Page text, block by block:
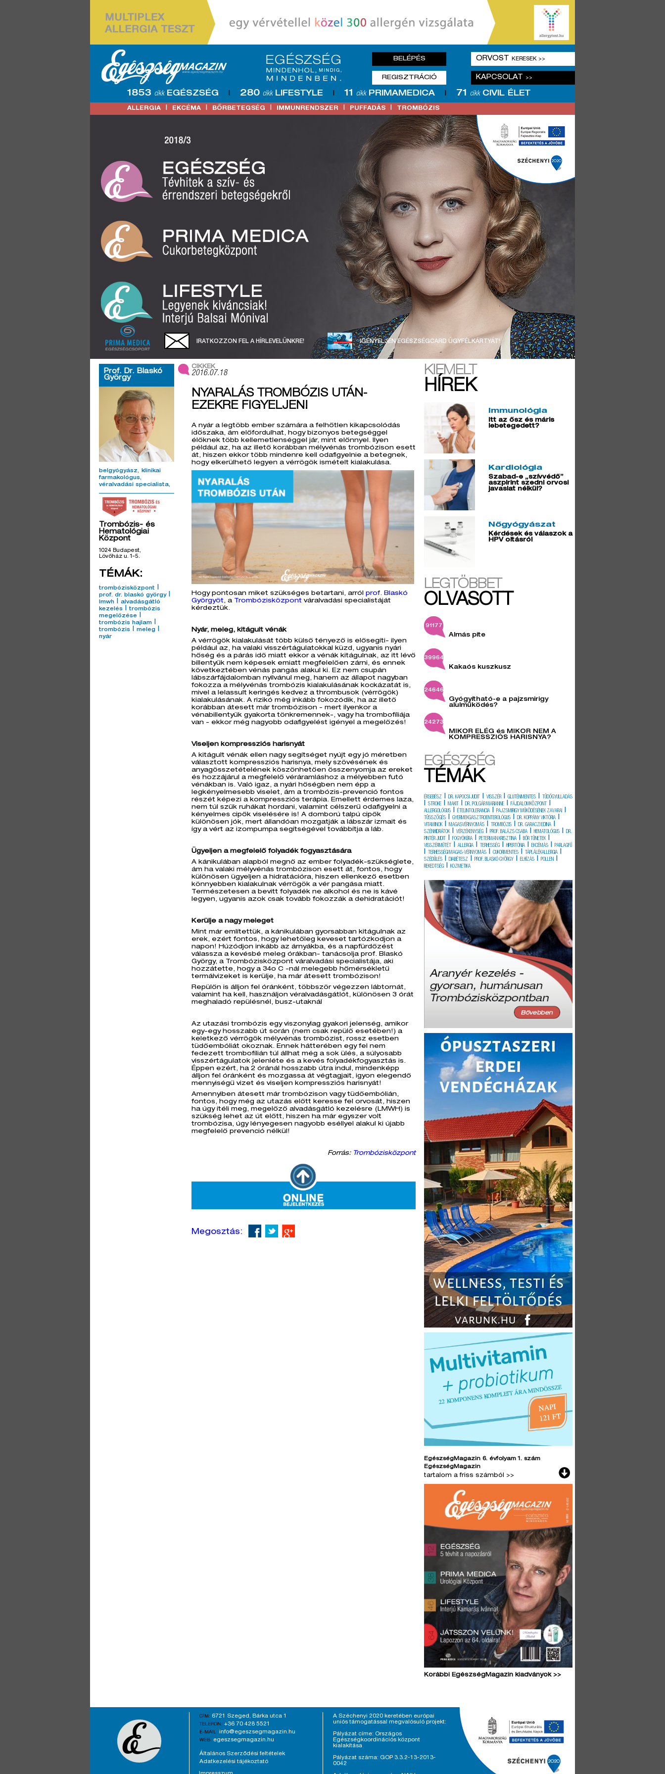
REGISZTRÁCIÓ
BELÉPÉS ORVOST KERESEK >>
KAPCSOLAT >>
1853 cikk EGÉSZSÉG | 280 cikk LIFESTYLE | 11 cikk PRIMAMEDICA | 71 cikk CIVIL ÉLET
ALLERGIA | EKCÉMA | BŐRBETEGSÉG | IMMUNRENDSZER | PUFFADÁS | TROMBÓZIS
IRATKOZZON FEL A HÍRLEVELÜNKRE! IGÉNYELJEN EGÉSZSÉGCARD ÜGYFÉLKÁRTYÁT!
Prof. Dr. Blaskó
György
belgyógyász
klinikai
farmakológus
véralvadási specialista
Trombózis- és
Hematológiai
Központ
1024 Budapest,
Lövőház u. 1-5.
TÉMÁK:
trombózisközpont |
prof. dr. blaskó györgy|
lmwh | alvadásgátló
kezelés | trombózis
megelőzése |
trombózis hajlam |
trombózis | meleg |
nyár
CIKKEK
2016.07.18
NYARALÁS TROMBÓZIS UTÁN-
EZEKRE FIGYELJEN!
A nyár a legtöbb ember számára a felhőtlen kikapcsolódás
időszaka, ám előfordulhat, hogy bizonyos betegséggel
élőknek több kellemetlenséggel jár, mint előnnyel. Ilyen
például az, ha az illető korábban mélyvénás trombózison esett
át, hiszen ekkor több mindenre kell odafigyelnie a betegnek,
hogy elkerülhető legyen a vérrögök ismételt kialakulása.
Hogy pontosan miket szükséges betartani, arról prof. Blaskó
Györgyöt, a Trombózisközpont váralvadási specialistáját
kérdeztük.
Nyár, meleg, kitágult vénák
A vérrögök kialakulását több külső tényező is elősegíti- ilyen
például az, ha valaki visszértágulatokkal küzd, ugyanis nyári
hőség és a párás idő miatt ekkor a vénák kitágulnak, az itt lévő
billentyűk nem képesek emiatt megfelelően zárni, és ennek
következtében vénás pangás alakul ki. Ez nem csupán
lábszárfájdalomban nyilvánul meg, hanem az állapot nagyban
fokozza a mélyvénás trombózis kialakulásának kockázatát is,
mivel a lelassult keringés kedvez a thrombusok (vérrögök)
kialakulásának. A rizikó még inkább fokozódik, ha az illető
korábban átesett már trombózison - mert ilyenkor a
vénabillentyűk gyakorta tönkremennek-, vagy ha trombofíliája
van - ekkor még nagyobb odafigyelést igényel a megelőzés!
Viseljen kompressziós harisnyát
A kitágult vénák ellen nagy segítséget nyújt egy jó méretben
választott kompressziós harisnya, mely szövésének és
anyagösszetételének köszönhetően összenyomja az ereket
és hozzájárul a megfelelő véráramláshoz a mélyebben futó
vénákban is. Való igaz, a nyári hőségben nem épp a
legkényelmesebb viselet, ám a trombózis-prevenció fontos
részét képezi a kompressziós terápia. Emellett érdemes laza,
nem túl szűk ruhákat hordani, valamint célszerű odafigyelni a
kényelmes cipők viselésére is! A domború talpú cipők
különösen jók, mert állandóan mozgatják a lábszár izmait és
így a vért az izompumpa segítségével továbbítja a láb.
Ügyeljen a megfelelő folyadék fogyasztására
A kánikulában alapból megnő az ember folyadék-szükséglete,
ám ha valaki mélyvénás trombózison esett át, fontos, hogy
különösen ügyeljen a hidratációra, hiszen ellenkező esetben
könnyebben kialakulnak vérrögök a vér pangása miatt.
Természetesen a bevitt folyadék ne alkohol és ne is kávé
legyen, ugyanis azok csak tovább fokozzák a dehidratációt!
Kerülje a nagy meleget
Mint már említettük, a kánikulában gyorsabban kitágulnak az
erek, ezért fontos, hogy lehetőleg keveset tartózkodjon a
napon! Húzódjon inkább az árnyákba, és a napfürdőzést
válassza a kevésbé meleg órákban- tanácsolja prof. Blaskó
György, a Trombózisközpont váralvadási specialistája, aki
hozzátette, hogy a 34o C -nál melegebb hőmérsékletű
termálvizeket is kerülje, ha már átesett trombózison!
Repülőn is álljon fel óránként, többször végezzen lábtornát,
valamint ha kell, használjon véralvadásgátlót, különösen 3 órát
meghaladó repülésnél, busz-utaknál
Az utazási trombózis egy viszonylag gyakori jelenség, amikor
egy-egy hosszabb út során (nem csak repülő esetében!) a
keletkező vérrögök mélyvénás trombózist, rossz esetben
tüdőembóliát okoznak. Ennek hátterében egy fel nem
fedezett trombofílián túl állhat még a sok ülés, a súlyosabb
visszértágulatok jelenléte és a kevés folyadékfogyasztás is.
Éppen ezért, ha 2 óránál hosszabb útra indul, mindenképp
álljon fel óránként és mozgassa át végtagjait, igyon elegendő
mennyiségű vizet és viseljen kompressziós harisnyát!
Amennyiben átesett már trombózison vagy tüdőembólián,
fontos, hogy még az utazás előtt keresse fel orvosát, hiszen
ha úgy ítéli meg, megelőző alvadásgátló kezelésre (LMWH) is
szükség lehet az út előtt, hiszen ha már egyszer volt
trombózisa, úgy lényegesen nagyobb eséllyel alakul ki újabb
megfelelő prevenció nélkül!
Forrás: Trombózisközpont
Megosztás:
KIEMELT
HÍREK
Immunológia
Itt az ősz és máris
lebetegedett?
Kardiológia
Szabad-e „szívvédő”
aszpirint szedni orvosi
javaslat nélkül?
Nőgyógyászat
Kérdések és válaszok a
HPV oltásról
LEGTÖBBET
OLVASOTT
91177
Almás pite
39964
Kakaós kuszkusz
24646
Gyógyítható-e a pajzsmirigy
alulműködés?
24273
MIKOR ELÉG és MIKOR NEM A
KOMPRESSZIÓS HARISNYA?
EGÉSZSÉG
TÉMÁK
ÉRSEBÉSZ | DR. KAPOCSI JUDIT | VISSZÉR | GLUTÉNMENTES | TÜDŐGYULLADÁS
| STROKE | MAKIT | DR. POLGÁR MARIANNE | FÁJDALOMKÖZPONT |
ALLERGOLÓGUS | ÉTELINTOLERANCIA | PAJZSMIRIGY MŰKÖDÉSÉNEK ZAVARAI |
TÜSSZÖGÉS | GYERMEKGASZTROENTEROLÓGUS | DR. KOPPÁNY VIKTÓRIA |
VITAMINOK| MAGASVÉRNYOMÁS | TROMBÓZIS | DR. GARACZI EDINA |
SZÉNHIDRÁTOK| VÉRZÉKENYSÉG | PROF. BALÁZS CSABA | HEMATOLÓGUS | DR.
PINTÉR JUDIT
| FOGYÓKÚRA | PETERMAN KRISZTINA | BŐR TÜNETEK|
VISSZÉRMŰTÉT | ALLERGIA | TERHESSÉG | HIPERTÓNIA | EKCÉMÁS | PARLAGFŰ
| TERHESSÉGI MAGAS-VÉRNYOMÁS | CUKORMENTES | TÁPLÁLÉKALLERGIA |
SZÉDÜLÉS | DIABÉTESZ | PROF. BLASKÓ GYÖRGY | ELHÍZÁS | POLLEN |
REKEDTSÉG | KOZMETIKA
EgészségMagazin 6. évfolyam 1. szám
EgészségMagazin
tartalom a friss számból >>
Korábbi EgészségMagazin kiadványok >>
CÍM: 6721 Szeged, Bárka utca 1
TELEFON: +36 70 428 5521
E-MAIL: info@egeszsegmagazin.hu
WEB: egeszsegmagazin.hu
Általános Szerződési feltételek
Adatkezelési tájékoztató
A Széchenyi 2020 keretében európai
uniós támogatással megvalósuló projekt:
Pályázat címe: Országos
Egészségkoordinációs központ
kialakítása
Pályázat száma: GOP 3.3.2-13-2013-
0042